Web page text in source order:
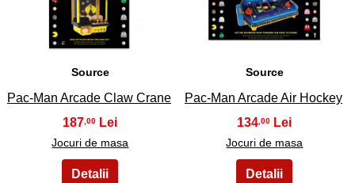
Source
Pac-Man Arcade Claw Crane
187,00
Jocuri de masa
Source
Pac-Man Arcade Air Hockey
134,00
Jocuri de masa